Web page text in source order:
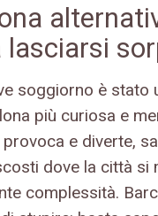
lasciarsi
soggiorno è stato
più curiosa e
e diverte,
dove la città si
complessità.